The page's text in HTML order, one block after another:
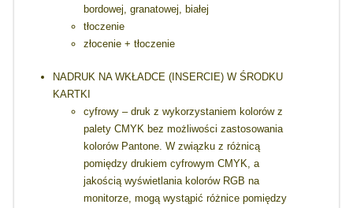
bordowej, granatowej, białej
tłoczenie
złocenie + tłoczenie
NADRUK NA WKŁADCE (INSERCIE) W ŚRODKU
KARTKI
cyfrowy – druk z wykorzystaniem kolorów z
palety CMYK bez możliwości zastosowania
kolorów Pantone. W związku z różnicą
pomiędzy drukiem cyfrowym CMYK, a
jakością wyświetlania kolorów RGB na
monitorze, mogą wystąpić różnice pomiędzy